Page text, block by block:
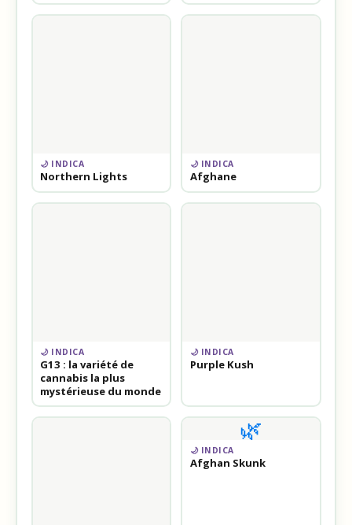
🌙 INDICA
Northern Lights
🌙 INDICA
Afghane
🌙 INDICA
G13 : la variété de
cannabis la plus
mystérieuse du monde
🌙 INDICA
Purple Kush
🌿
🌙 INDICA
Afghan Skunk